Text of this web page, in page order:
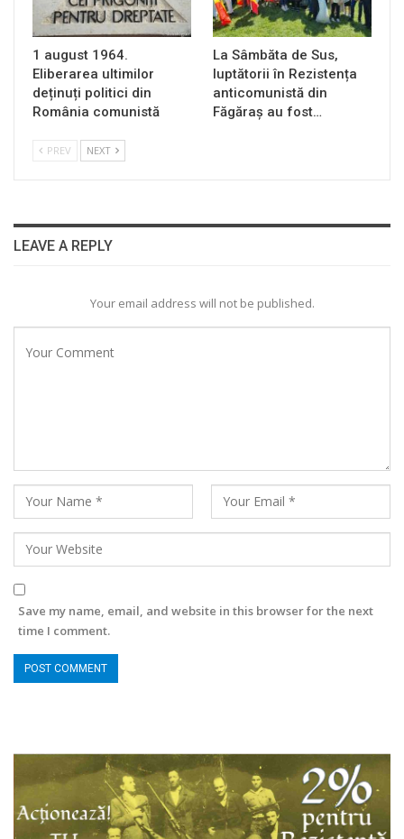
1 august 1964.
Eliberarea ultimilor
deținuți politici din
România comunistă
La Sâmbăta de Sus,
luptătorii în Rezistența
anticomunistă din
Făgăraș au fost…
PREV NEXT
LEAVE A REPLY
Your email address will not be published.
Save my name, email, and website in this browser for the next
time I comment.